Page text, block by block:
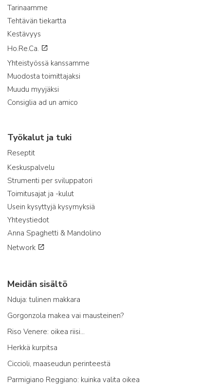
Tarinaamme
Tehtävän tiekartta
Kestävyys
Ho.Re.Ca.
Yhteistyössä kanssamme
Muodosta toimittajaksi
Muudu myyjäksi
Consiglia ad un amico
Työkalut ja tuki
Reseptit
Keskuspalvelu
Strumenti per sviluppatori
Toimitusajat ja -kulut
Usein kysyttyjä kysymyksiä
Yhteystiedot
Anna Spaghetti & Mandolino
Network
Meidän sisältö
Nduja: tulinen makkara
Gorgonzola makea vai mausteinen?
Riso Venere: oikea riisi...
Herkkä kurpitsa
Ciccioli, maaseudun perinteestä
Parmigiano Reggiano: kuinka valita oikea